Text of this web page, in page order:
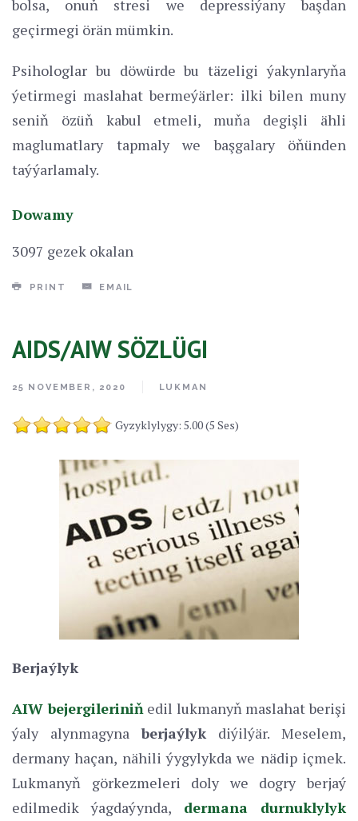
bolsa, onuň stresi we depressiýany başdan
geçirmegi örän mümkin.
Psihologlar bu döwürde bu täzeligi ýakynlaryňa
ýetirmegi maslahat bermeýärler: ilki bilen muny
seniň özüň kabul etmeli, muňa degişli ähli
maglumatlary tapmaly we başgalary öňünden
taýýarlamaly.
Dowamy
3097 gezek okalan
PRINT EMAIL
AIDS/AIW SÖZLÜGI
25 NOVEMBER, 2020 LUKMAN
Gyzyklylygy: 5.00 (5 Ses)
Berjaýlyk
AIW bejergileriniň edil lukmanyň maslahat berişi
ýaly alynmagynaberjaýlyk diýilýär. Meselem,
dermany haçan, nähili ýygylykda we nädip içmek.
Lukmanyň görkezmeleri doly we dogry berjaý
edilmedik ýagdaýynda, dermana durnuklylyk